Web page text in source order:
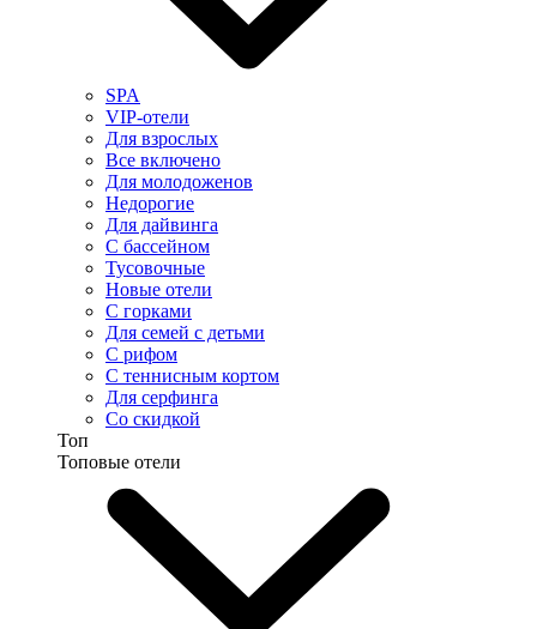
SPA
VIP-отели
Для взрослых
Все включено
Для молодоженов
Недорогие
Для дайвинга
С бассейном
Тусовочные
Новые отели
С горками
Для семей с детьми
С рифом
С теннисным кортом
Для серфинга
Со скидкой
Топ
Топовые отели